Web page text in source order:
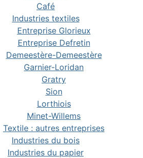
Café
Industries textiles
Entreprise Glorieux
Entreprise Defretin
Demeestère-Demeestère
Garnier-Loridan
Gratry
Sion
Lorthiois
Minet-Willems
Textile : autres entreprises
Industries du bois
Industries du papier